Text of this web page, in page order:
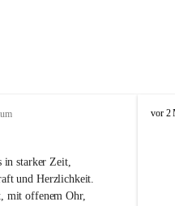
in starker Zeit,
und Herzlichkeit.
mit offenem Ohr,
O
vor 2